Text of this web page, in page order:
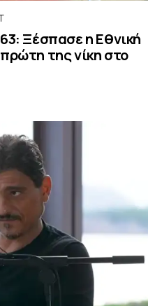
Ξέσπασε η Εθνική
της νίκη στο